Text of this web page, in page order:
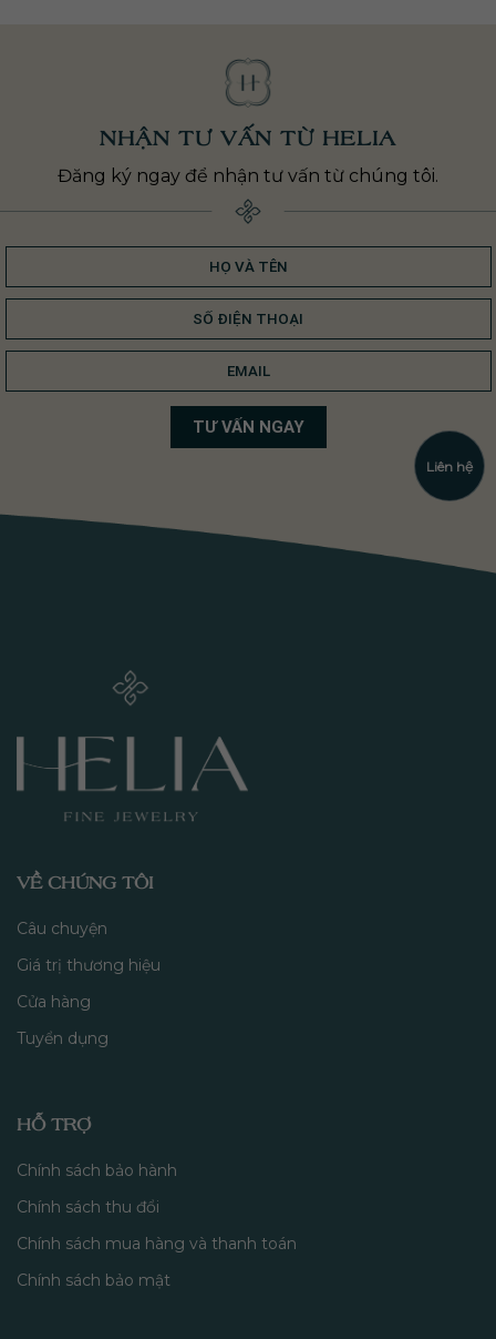
NHẬN TƯ VẤN TỪ HELIA
Đăng ký ngay để nhận tư vấn từ chúng tôi.
VỀ CHÚNG TÔI
Câu chuyện
Giá trị thương hiệu
Cửa hàng
Tuyển dụng
HỖ TRỢ
Chính sách bảo hành
Chính sách thu đổi
Chính sách mua hàng và thanh toán
Chính sách bảo mật
Liên hệ